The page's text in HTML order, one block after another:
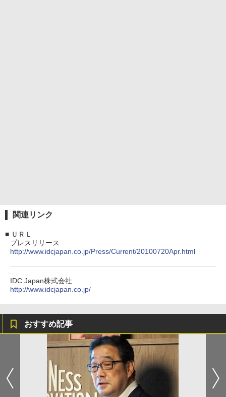
関連リンク
■ ＵＲＬ
プレスリリース
http://www.idcjapan.co.jp/Press/Current/20100720Apr.html
IDC Japan株式会社
http://www.idcjapan.co.jp/
おすすめ記事